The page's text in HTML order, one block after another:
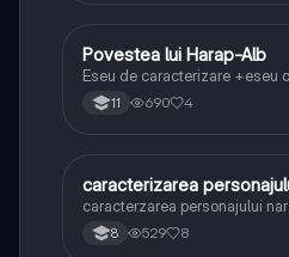
Limba și literatura română
Povestea lui Harap-Alb
Eseu de caracterizare +eseu
11 690 4
Limba și literatura română
caracterizarea
caracterzarea personajului
8 529 8